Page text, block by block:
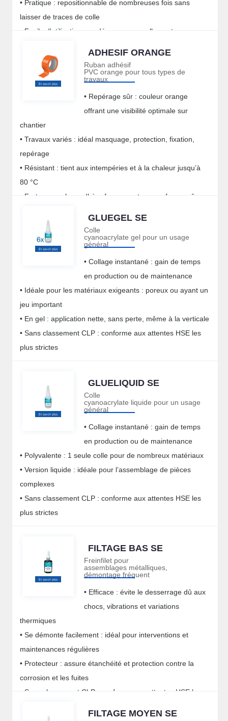
• Pratique : repositionnable de nombreuses fois sans
laisser de traces de colle
• Facile d'utilisation : se découpe manuellement
ADHESIF ORANGE
Ruban adhésif
PVC orange pour tous types de
travaux
• Repérage sûr : couleur orange
offrant une visibilité optimale sur
chantier
• Travaux variés : idéal masquage, protection, fixation,
repérage
• Résistant : tient aux intempéries et à la chaleur jusqu’à
80 °C
• Forte accroche : adhère fermement aux surfaces même
GLUEGEL SE
Colle
cyanoacrylate gel pour un usage
général
• Collage instantané : gain de temps
en production ou de maintenance
• Idéale pour les matériaux exigeants : poreux ou ayant un
jeu important
• En gel : application nette, sans perte, même à la verticale
• Sans classement CLP : conforme aux attentes HSE les
plus strictes
GLUELIQUID SE
Colle
cyanoacrylate liquide pour un usage
général
• Collage instantané : gain de temps
en production ou de maintenance
• Polyvalente : 1 seule colle pour de nombreux matériaux
• Version liquide : idéale pour l’assemblage de pièces
complexes
• Sans classement CLP : conforme aux attentes HSE les
plus strictes
FILTAGE BAS SE
Freinfilet pour
assemblages métalliques,
démontage fréquent
• Efficace : évite le desserrage dû aux
chocs, vibrations et variations
thermiques
• Se démonte facilement : idéal pour interventions et
maintenances régulières
• Protecteur : assure étanchéité et protection contre la
corrosion et les fuites
• Sans classement CLP : conforme aux attentes HSE les
FILTAGE MOYEN SE